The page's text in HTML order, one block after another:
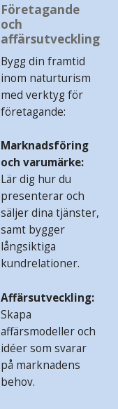
Företagande
och
affärsutveckling
Bygg din framtid
inom naturturism
med verktyg för
företagande:
Marknadsföring
och varumärke:
Lär dig hur du
presenterar och
säljer dina tjänster,
samt bygger
långsiktiga
kundrelationer.
Affärsutveckling:
Skapa
affärsmodeller och
idéer som svarar
på marknadens
behov.